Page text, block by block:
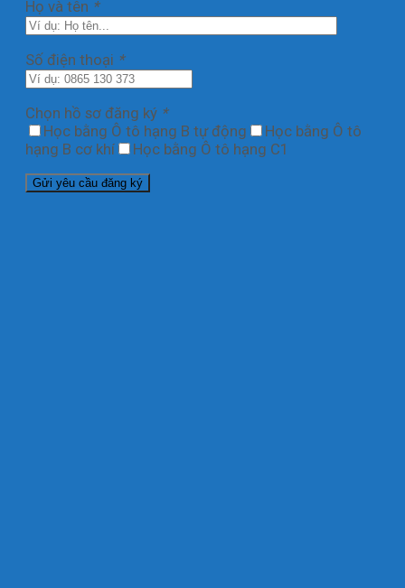
Họ và tên *
Số điện thoại *
Chọn hồ sơ đăng ký *
Học bằng Ô tô hạng B tự động
Học bằng Ô tô
hạng B cơ khí
Học bằng Ô tô hạng C1